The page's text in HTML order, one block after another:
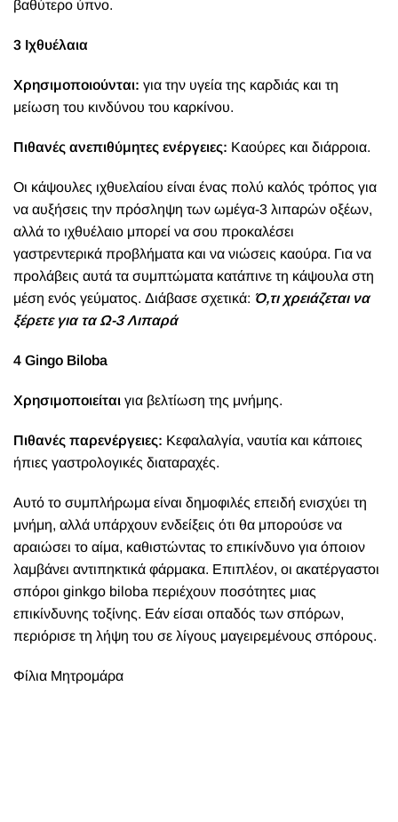
βαθύτερο ύπνο.
3 Ιχθυέλαια
Χρησιμοποιούνται: για την υγεία της καρδιάς και τη
μείωση του κινδύνου του καρκίνου.
Πιθανές ανεπιθύμητες ενέργειες: Καούρες και διάρροια.
Οι κάψουλες ιχθυελαίου είναι ένας πολύ καλός τρόπος για
να αυξήσεις την πρόσληψη των ωμέγα-3 λιπαρών οξέων,
αλλά το ιχθυέλαιο μπορεί να σου προκαλέσει
γαστρεντερικά προβλήματα και να νιώσεις καούρα. Για να
προλάβεις αυτά τα συμπτώματα κατάπινε τη κάψουλα στη
μέση ενός γεύματος. Διάβασε σχετικά: Ό,τι χρειάζεται να
ξέρετε για τα Ω-3 Λιπαρά
4 Gingo Biloba
Χρησιμοποιείται για βελτίωση της μνήμης.
Πιθανές παρενέργειες: Κεφαλαλγία, ναυτία και κάποιες
ήπιες γαστρολογικές διαταραχές.
Αυτό το συμπλήρωμα είναι δημοφιλές επειδή ενισχύει τη
μνήμη, αλλά υπάρχουν ενδείξεις ότι θα μπορούσε να
αραιώσει το αίμα, καθιστώντας το επικίνδυνο για όποιον
λαμβάνει αντιπηκτικά φάρμακα. Επιπλέον, οι ακατέργαστοι
σπόροι ginkgo biloba περιέχουν ποσότητες μιας
επικίνδυνης τοξίνης. Εάν είσαι οπαδός των σπόρων,
περιόρισε τη λήψη του σε λίγους μαγειρεμένους σπόρους.
Φίλια Μητρομάρα